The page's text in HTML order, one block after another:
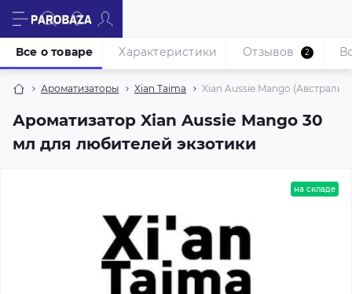
Ароматизаторы Xian Taima Xian Aussie Mango
Ароматизатор Xian Aussie Mango 30
мл для любителей экзотики
Все о товаре Характеристики Отзывов 2
на складе